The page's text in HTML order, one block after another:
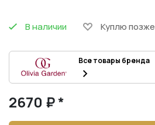
В наличии Куплю позже
Все товары бренда
2670 ₽ *